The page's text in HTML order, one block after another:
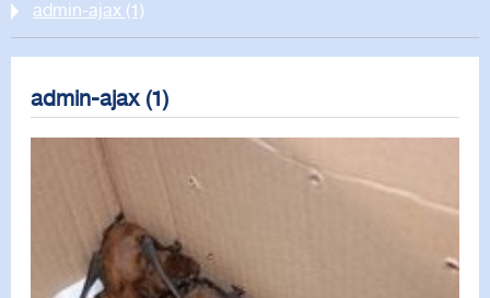
admin-ajax (1)
admin-ajax (1)